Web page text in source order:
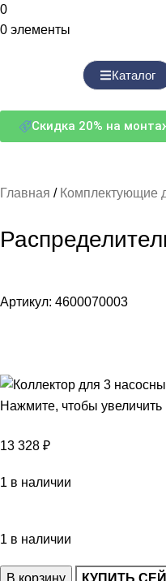
0
0 элементы
Каталог
Скидка 20% на
Главная Комплектующие
Артикул: 4600070003
Нажмите, чтобы увеличить
13 328 ₽
1 в наличии
1 в наличии
В корзину КУПИТЬ